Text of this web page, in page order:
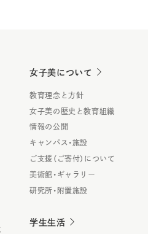
女子美について
教育理念と方針
女子美の歴史と教育組織
情報の公開
キャンパス・施設
ご支援（ご寄付）について
美術館・ギャラリー
研究所・附置施設
学生生活